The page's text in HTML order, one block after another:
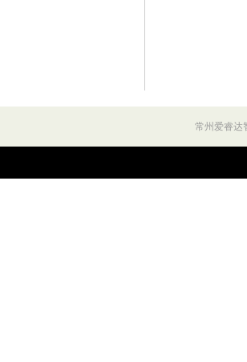
常州爱睿达